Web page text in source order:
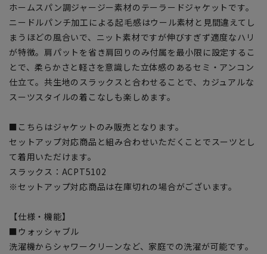
ホームスパン調ジャージー素材のテーラードジャケットです。
ニードルパンチ加工による起毛感はウール素材と見間違えてし
まうほどの風合いで、ニット素材ですが伸びすぎず適度なハリ
が特徴。肩パットを省き肩回りのみ付属を最小限に設定するこ
とで、柔らかさと軽さを意識した立体感のあるセミ・アンコン
仕立て。共生地のスラックスと合わせることで、カジュアルな
スーツスタイルの着こなしも楽しめます。
■こちらはジャケットのみ販売となります。
セットアップ対応商品と組み合わせいただくことでスーツとし
て着用いただけます。
スラックス：ACPT5102
※セットアップ対応商品は在庫切れの場合がございます。
【仕様・機能】
■ウォッシャブル
洗濯機からシャワークリーンなど、家庭での洗濯が可能です。